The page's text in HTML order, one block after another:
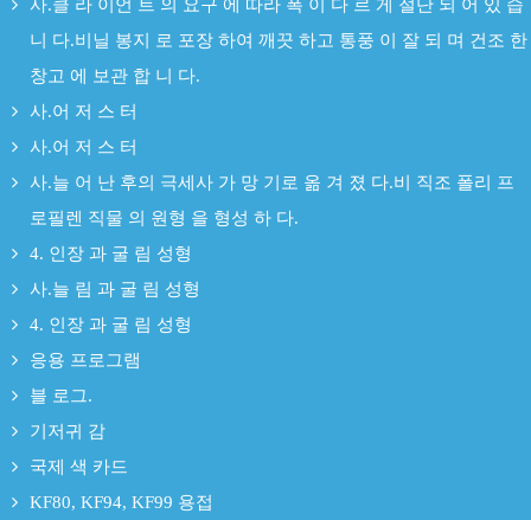
사.클 라 이언 트 의 요구 에 따라 폭 이 다 르 게 절단 되 어 있 습
니 다.비닐 봉지 로 포장 하여 깨끗 하고 통풍 이 잘 되 며 건조 한
창고 에 보관 합 니 다.
사.어 저 스 터
사.어 저 스 터
사.늘 어 난 후의 극세사 가 망 기로 옮 겨 졌 다.비 직조 폴리 프
로필렌 직물 의 원형 을 형성 하 다.
4. 인장 과 굴 림 성형
사.늘 림 과 굴 림 성형
4. 인장 과 굴 림 성형
응용 프로그램
블 로그.
기저귀 감
국제 색 카드
KF80, KF94, KF99 용접